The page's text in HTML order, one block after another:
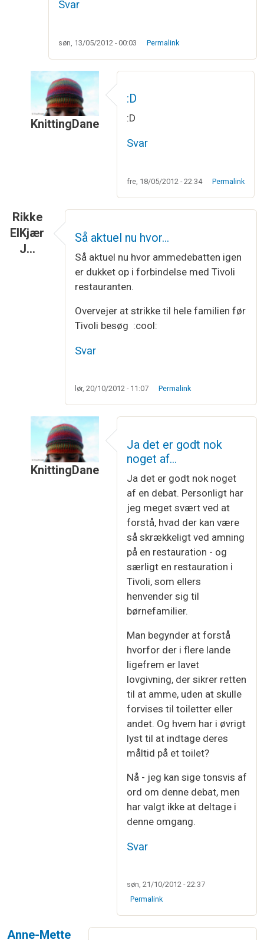
Svar
søn, 13/05/2012 - 00:03 Permalink
KnittingDane
Dammit, nu har min søster…
:D
:D
Svar
fre, 18/05/2012 - 22:34 Permalink
Rikke
ElKjær
J…
Så aktuel nu hvor…
Så aktuel nu hvor ammedebatten igen
er dukket op i forbindelse med Tivoli
restauranten.
Overvejer at strikke til hele familien før
Tivoli besøg :cool:
Svar
lør, 20/10/2012 - 11:07 Permalink
KnittingDane
Så aktuel nu hvor…afRikke ElKjær
Ja det er godt nok
noget af…
Ja det er godt nok noget
af en debat. Personligt har
jeg meget svært ved at
forstå, hvad der kan være
så skrækkeligt ved amning
på en restauration - og
særligt en restauration i
Tivoli, som ellers
henvender sig til
børnefamilier.
Man begynder at forstå
hvorfor der i flere lande
ligefrem er lavet
lovgivning, der sikrer retten
til at amme, uden at skulle
forvises til toiletter eller
andet. Og hvem har i øvrigt
lyst til at indtage deres
måltid på et toilet?
Nå - jeg kan sige tonsvis af
ord om denne debat, men
har valgt ikke at deltage i
denne omgang.
Svar
søn, 21/10/2012 - 22:37
Permalink
Anne-Mette